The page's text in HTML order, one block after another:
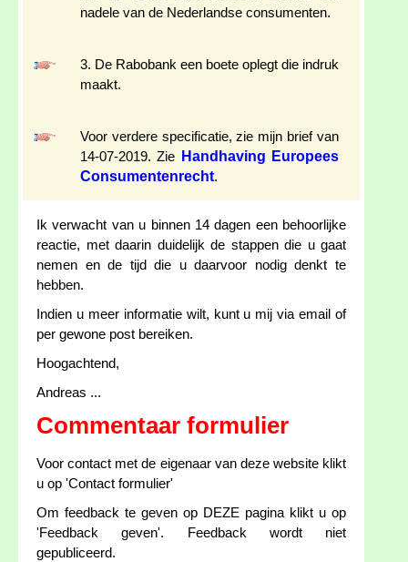
nadele van de Nederlandse consumenten.
3. De Rabobank een boete oplegt die indruk
maakt.
Voor verdere specificatie, zie mijn brief van
14-07-2019. Zie
Handhaving Europees
Consumentenrecht.
Ik verwacht van u binnen 14 dagen een behoorlijke
reactie, met daarin duidelijk de stappen die u gaat
nemen en de tijd die u daarvoor nodig denkt te
hebben.
Indien u meer informatie wilt, kunt u mij via email of
per gewone post bereiken.
Hoogachtend,
Andreas ...
Commentaar formulier
Voor contact met de eigenaar van deze website klikt
u op 'Contact formulier'
Om feedback te geven op DEZE pagina klikt u op
'Feedback geven'. Feedback wordt niet
gepubliceerd.